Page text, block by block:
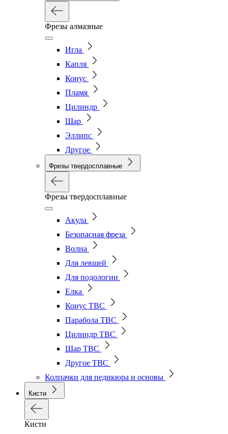
Фрезы алмазные
Игла
Капля
Конус
Пламя
Цилиндр
Шар
Эллипс
Другое
Фрезы твердосплавные
Фрезы твердосплавные
Акула
Безопасная фреза
Волна
Для левшей
Для подологии
Елка
Конус ТВС
Парабола ТВС
Цилиндр ТВС
Шар ТВС
Другое ТВС
Колпачки для педикюра и основы
Кисти
Кисти